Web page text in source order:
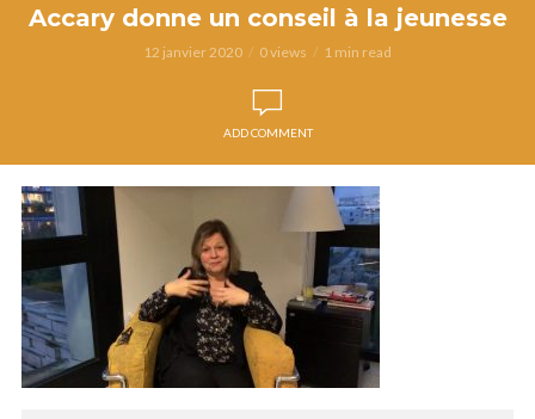
Accary donne un conseil à la jeunesse
12 janvier 2020 0 views 1 min read
ADD COMMENT